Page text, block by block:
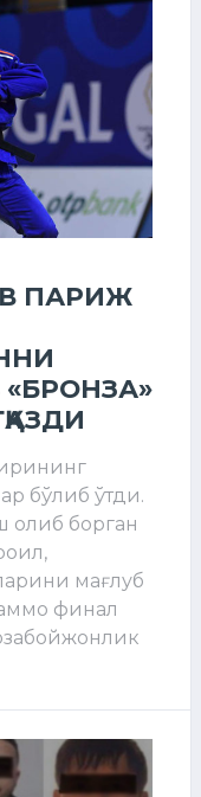
ПАРИЖ
бўлиб ўтди.
олиб борган
мағлуб
финал